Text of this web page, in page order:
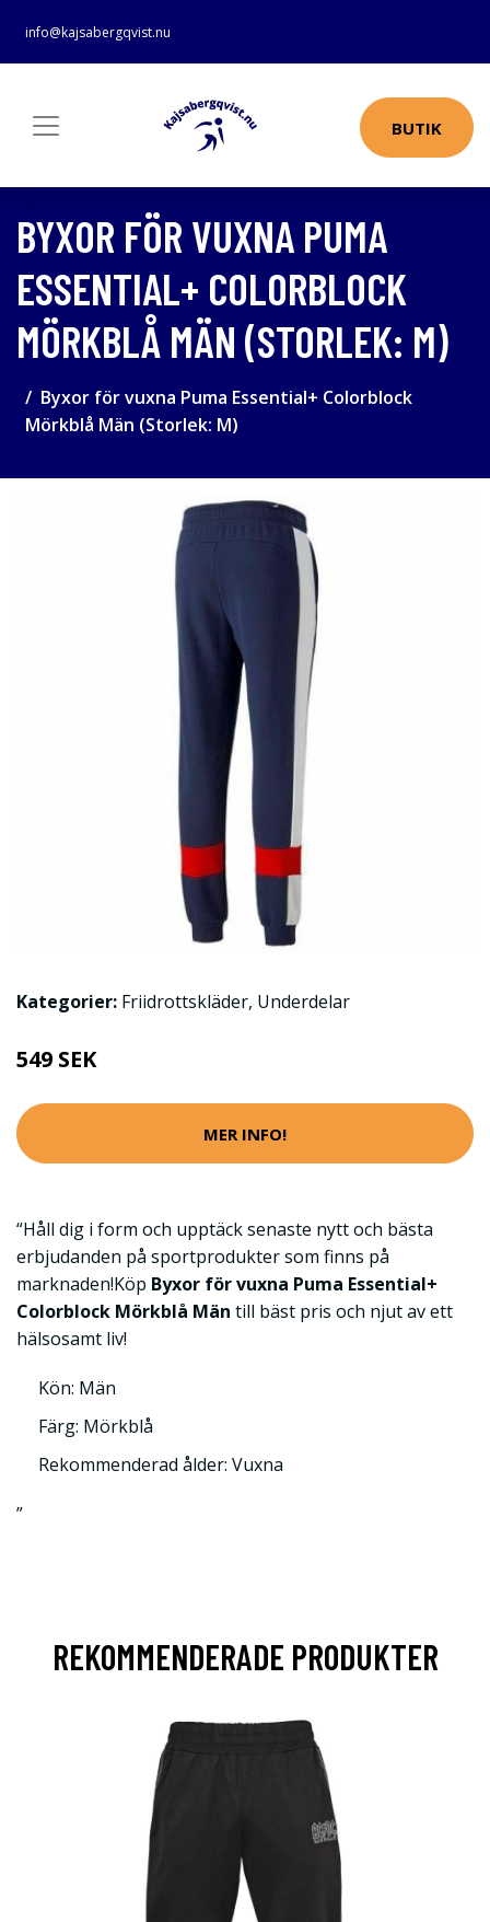
info@kajsabergqvist.nu
BUTIK
BYXOR FÖR VUXNA PUMA
ESSENTIAL+ COLORBLOCK
MÖRKBLÅ MÄN (STORLEK: M)
Byxor för vuxna Puma Essential+ Colorblock
Mörkblå Män (Storlek: M)
Kategorier: Friidrottskläder, Underdelar
549 SEK
MER INFO!
“Håll dig i form och upptäck senaste nytt och bästa
erbjudanden på sportprodukter som finns på
marknaden!Köp Byxor för vuxna Puma Essential+
Colorblock Mörkblå Män till bäst pris och njut av ett
hälsosamt liv!
Kön: Män
Färg: Mörkblå
Rekommenderad ålder: Vuxna
”
REKOMMENDERADE PRODUKTER